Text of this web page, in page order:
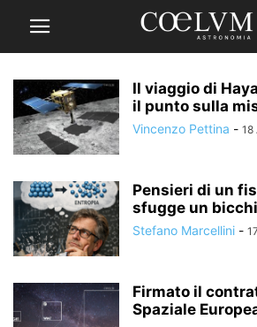
Il viaggio di
il punto sulla
Vincenzo Pettina - 18
Pensieri di un
sfugge un
Stefano Marcellini -
Firmato il
Spaziale